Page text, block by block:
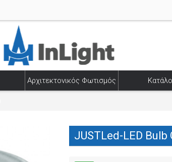
Αρχιτεκτονικός Φωτισμός
JUSTLed-LED